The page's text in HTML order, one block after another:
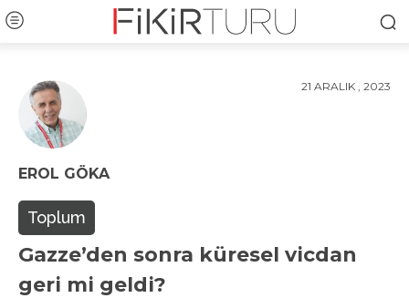
21 ARALIK , 2023
EROL GÖKA
Toplum
Gazze’den sonra küresel vicdan
geri mi geldi?